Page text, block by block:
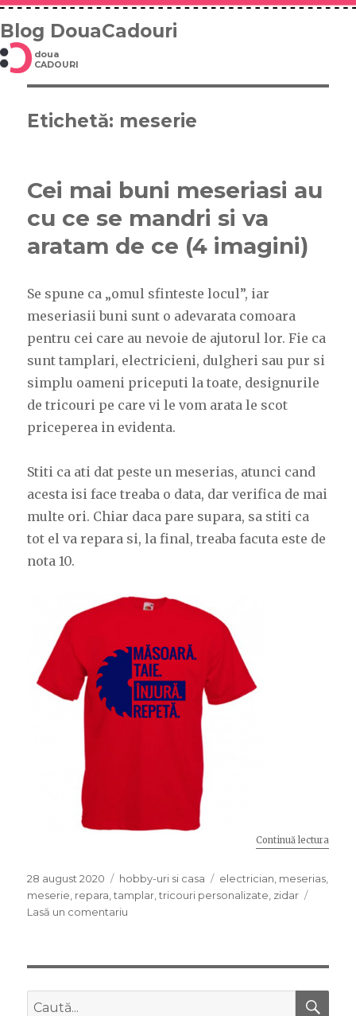
Blog DouaCadouri
doua
CADOURI
Etichetă: meserie
Cei mai buni meseriasi au
cu ce se mandri si va
aratam de ce (4 imagini)
Se spune ca „omul sfinteste locul”, iar
meseriasii buni sunt o adevarata comoara
pentru cei care au nevoie de ajutorul lor. Fie ca
sunt tamplari, electricieni, dulgheri sau pur si
simplu oameni priceputi la toate, designurile
de tricouri pe care vi le vom arata le scot
priceperea in evidenta.
Stiti ca ati dat peste un meserias, atunci cand
acesta isi face treaba o data, dar verifica de mai
multe ori. Chiar daca pare supara, sa stiti ca
tot el va repara si, la final, treaba facuta este de
nota 10.
Continuă lectura„Cei
Publicat
pe
28 august 2020 Categorii
hobby-uri si casa Etichete
electrician meserias
meserie repara ,tamplar ,tricouri personalizate zidar
Lasă un comentariu
au
Caută